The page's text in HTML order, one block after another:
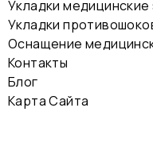
Укладки
Укладки
Оснащение
Контакты
Блог
Карта Сайта